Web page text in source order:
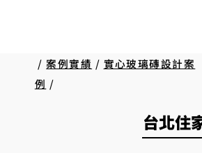
/案例實績 / 實心玻璃磚設計案
例 /
台北住